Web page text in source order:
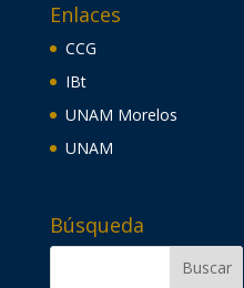
Enlaces
CCG
IBt
UNAM Morelos
UNAM
Búsqueda